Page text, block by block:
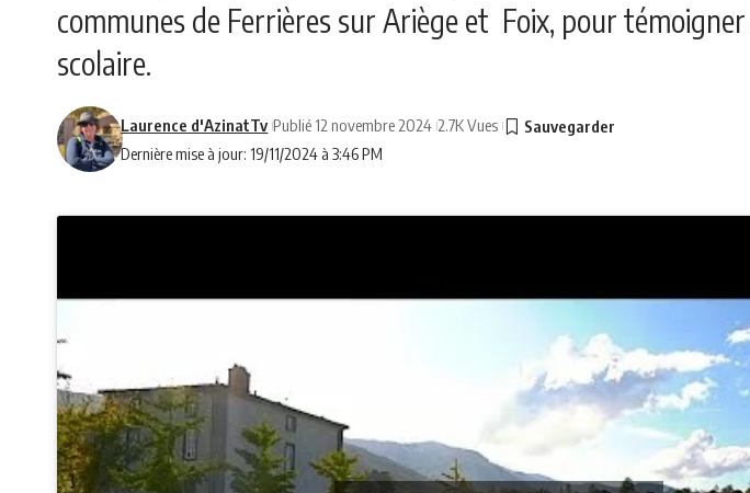
communes de Ferrières sur Ariège et Foix, pour
scolaire.
Dernière mise à jour: 19/11/2024 à 3:46 PM
Laurence d'AzinatTv Publié 12 novembre 2024 2.7K Vues